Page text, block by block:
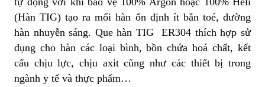
(Hàn TIG) tạo ra mối hàn ổn định ít bắn toé, đường
hàn nhuyễn sáng. Que hàn TIG ER304 thích hợp sử
dụng cho hàn các loại bình, bồn chứa hoá chất, kết
cấu chịu lực, chịu axit cũng như các thiết bị trong
ngành y tế và thực phẩm…